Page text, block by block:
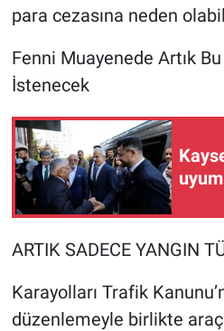
para cezasına neden
Fenni Muayenede Artık
İstenecek
ARTIK SADECE YANGIN
Karayolları Trafik
düzenlemeyle birlikte